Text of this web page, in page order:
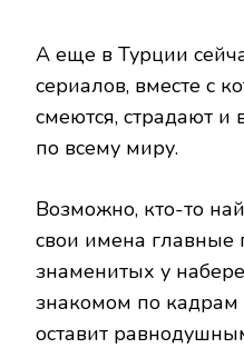
А еще в Турции
сериалов, вместе с
смеются, страдают
по всему миру.
Возможно, кто-то
свои имена главные
знаменитых у
знакомом по кадрам
оставит